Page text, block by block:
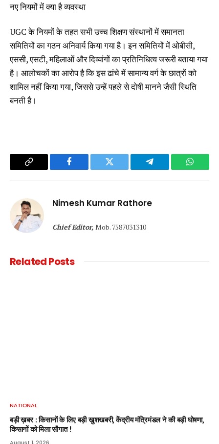
नए नियमों में क्या है व्यवस्था
UGC के नियमों के तहत सभी उच्च शिक्षण संस्थानों में समानता
समितियों का गठन अनिवार्य किया गया है। इन समितियों में ओबीसी,
एससी, एसटी, महिलाओं और दिव्यांगों का प्रतिनिधित्व जरूरी बताया गया
है। आलोचकों का आरोप है कि इस ढांचे में सामान्य वर्ग के छात्रों को
शामिल नहीं किया गया, जिससे उन्हें पहले से दोषी मानने जैसी स्थिति
बनती है।
Copy
Facebook Twitter Telegram
Nimesh Kumar Rathore
Chief Editor, Mob. 7587031310
RelatedPosts
NATIONAL
बड़ी ख़बर : किसानों के लिए बड़ी खुशखबरी, केंद्रीय मंत्रिमंडल ने की बड़ी घोषणा,
किसानों को मिला सौगात !
August 1, 2026